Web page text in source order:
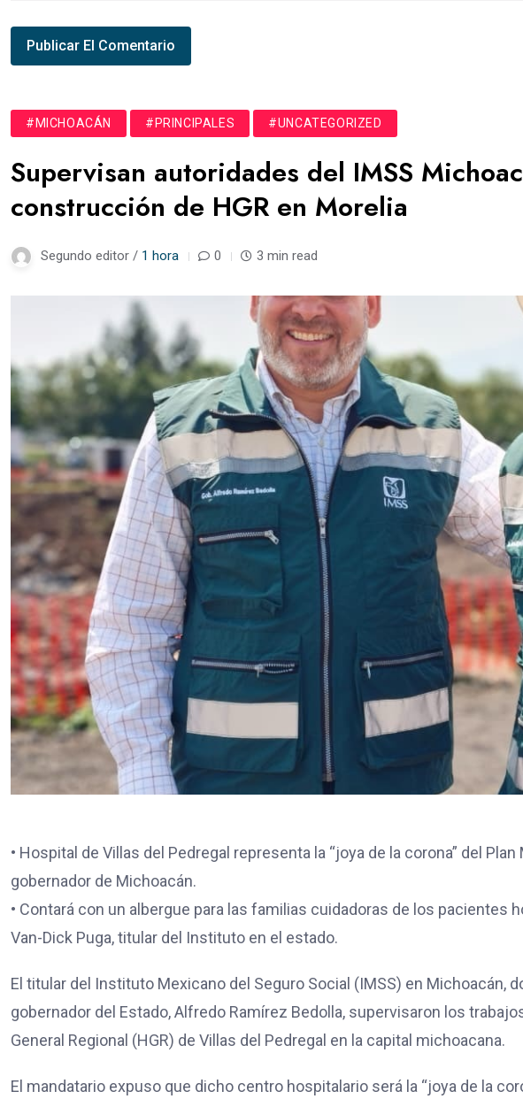
#MICHOACÁN #PRINCIPALES #UNCATEGORIZED
Supervisan autoridades del IMSS
construcción de HGR en Morelia
Segundo editor / 1 hora 0 3 min read
• Hospital de Villas del Pedregal representa la “joya de la corona” del
gobernador de Michoacán.
• Contará con un albergue para las familias cuidadoras de los pacientes
Van-Dick Puga, titular del Instituto en el estado.
El titular del Instituto Mexicano del Seguro Social (IMSS) en Michoacán,
gobernador del Estado, Alfredo Ramírez Bedolla, supervisaron los
General Regional (HGR) de Villas del Pedregal en la capital michoacana.
El mandatario expuso que dicho centro hospitalario será la “joya de la